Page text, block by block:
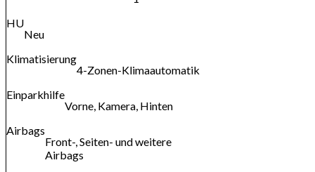
HU
Neu
Klimatisierung
4-Zonen-Klimaautomatik
Einparkhilfe
Vorne, Kamera, Hinten
Airbags
Front-, Seiten- und weitere
Airbags